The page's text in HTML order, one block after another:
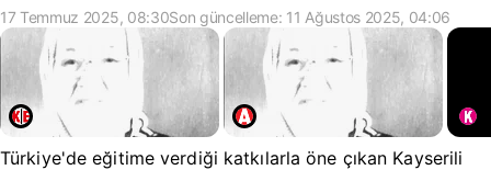
17 Temmuz 2025, 08:30Son güncelleme: 11 Ağustos 2025, 04:06
Türkiye'de eğitime verdiği katkılarla öne çıkan Kayserili